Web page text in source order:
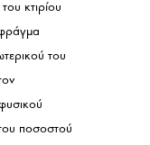
κτιρίου
του
ποσοστού